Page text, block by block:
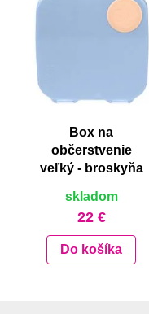
Box na
občerstvenie
veľký - broskyňa
skladom
22 €
Do košíka